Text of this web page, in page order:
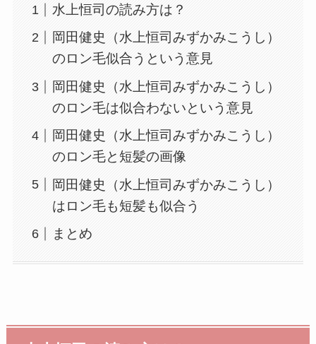
水上恒司の読み方は？
岡田健史（水上恒司みずかみこうし）
のロン毛似合うという意見
岡田健史（水上恒司みずかみこうし）
のロン毛は似合わないという意見
岡田健史（水上恒司みずかみこうし）
のロン毛と短髪の画像
岡田健史（水上恒司みずかみこうし）
はロン毛も短髪も似合う
まとめ